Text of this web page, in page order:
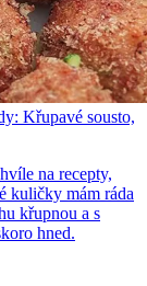
Křupavé sousto,
na recepty,
kuličky mám ráda
křupnou a s
hned.